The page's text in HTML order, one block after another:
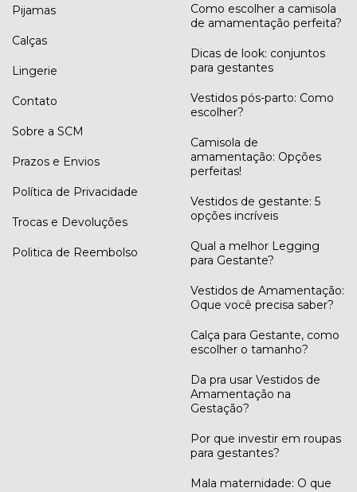
Pijamas
Calças
Lingerie
Contato
Sobre a SCM
Prazos e Envios
Política de Privacidade
Trocas e Devoluções
Politica de Reembolso
Como escolher a camisola
de amamentação perfeita?
Dicas de look: conjuntos
para gestantes
Vestidos pós-parto: Como
escolher?
Camisola de
amamentação: Opções
perfeitas!
Vestidos de gestante: 5
opções incríveis
Qual a melhor Legging
para Gestante?
Vestidos de Amamentação:
Oque você precisa saber?
Calça para Gestante, como
escolher o tamanho?
Da pra usar Vestidos de
Amamentação na
Gestação?
Por que investir em roupas
para gestantes?
Mala maternidade: O que